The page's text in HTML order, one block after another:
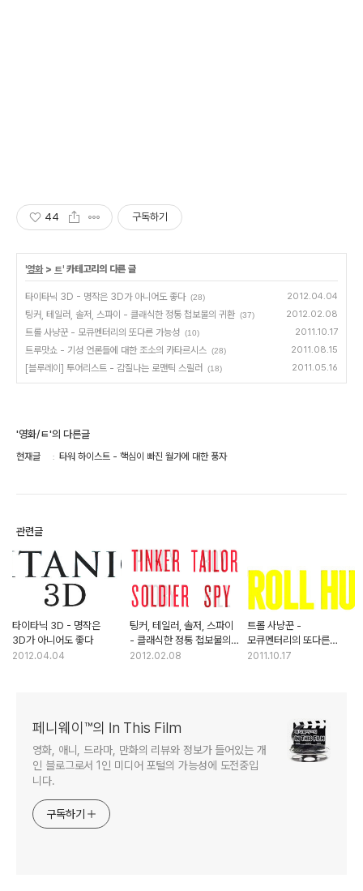
44 구독하기
'영화> ㅌ' 카테고리의 다른 글
타이타닉 3D - 명작은 3D가 아니어도 좋다 (28) 2012.04.04
팅커, 테일러, 솔저, 스파이 - 클래식한 정통 첩보물의 귀환 (37) 2012.02.08
트롤 사냥꾼 - 모큐멘터리의 또다른 가능성 (10) 2011.10.17
트루맛쇼 - 기성 언론들에 대한 조소의 카타르시스 (28) 2011.08.15
[블루레이] 투어리스트 - 감질나는 로맨틱 스릴러 (18) 2011.05.16
'영화/ㅌ'의 다른글
현재글 타워 하이스트 - 핵심이 빠진 월가에 대한 풍자
관련글
타이타닉 3D - 명작은
3D가 아니어도 좋다
2012.04.04
팅커, 테일러, 솔저, 스파이
- 클래식한 정통 첩보물의
귀환
2012.02.08
트롤 사냥꾼 -
모큐멘터리의 또다른
가능성
2011.10.17
페니웨이™의 In This Film
영화, 애니, 드라마, 만화의 리뷰와 정보가 들어있는 개
인 블로그로서 1인 미디어 포털의 가능성에 도전중입
니다.
구독하기